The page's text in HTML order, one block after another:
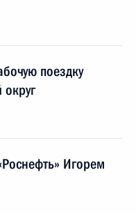
поездку
Игорем